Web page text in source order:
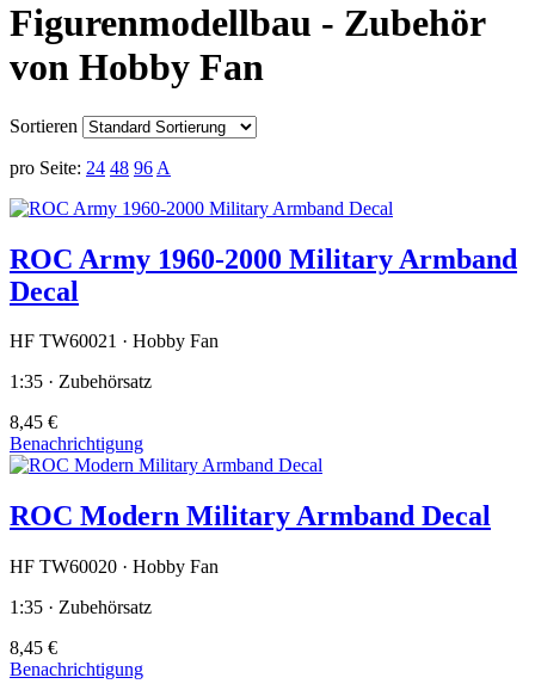
Figurenmodellbau - Zubehör
von Hobby Fan
Sortieren
pro Seite: 24 48 96 A
ROC Army 1960-2000 Military Armband
Decal
HF TW60021 · Hobby Fan
1:35 · Zubehörsatz
8,45 €
Benachrichtigung
ROC Modern Military Armband Decal
HF TW60020 · Hobby Fan
1:35 · Zubehörsatz
8,45 €
Benachrichtigung